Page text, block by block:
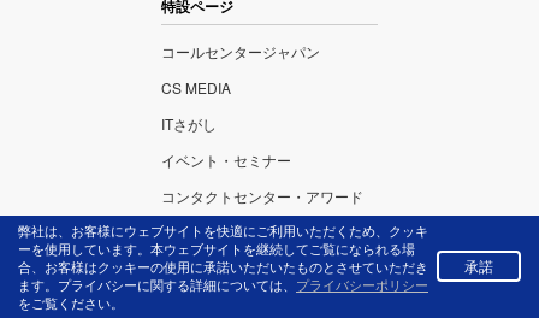
特設ページ
コールセンタージャパン
CS MEDIA
ITさがし
イベント・セミナー
コンタクトセンター・アワード
株式会社リックテレ
プライバ
弊社は、お客様にウェブサイトを快適にご利用いただくため、クッキ
ーを使用しています。本ウェブサイトを継続してご覧になられる場
合、お客様はクッキーの使用に承諾いただいたものとさせていただき
ます。プライバシーに関する詳細については、 プライバシーポリシー
をご覧ください。
承諾